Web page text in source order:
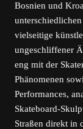
Bosnien und
vielseitige
ungeschliffener
eng mit der
Phänomenen
Performances,
Skateboard-
Straßen direkt in